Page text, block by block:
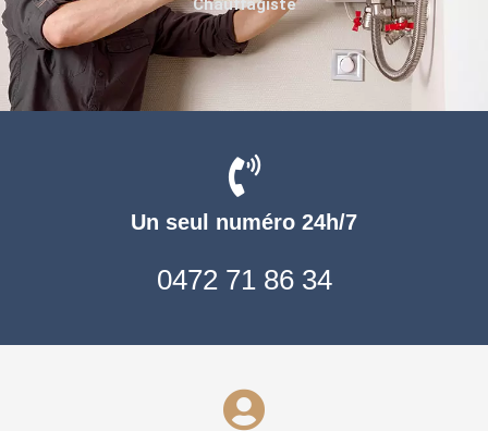
Un seul numéro 24h/7
0472 71 86 34
Chauffagiste